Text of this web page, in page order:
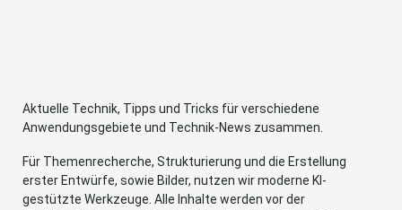
Aktuelle Technik, Tipps und Tricks für verschiedene
Anwendungsgebiete und Technik-News zusammen.
Für Themenrecherche, Strukturierung und die Erstellung
erster Entwürfe, sowie Bilder, nutzen wir moderne KI-
gestützte Werkzeuge. Alle Inhalte werden vor der